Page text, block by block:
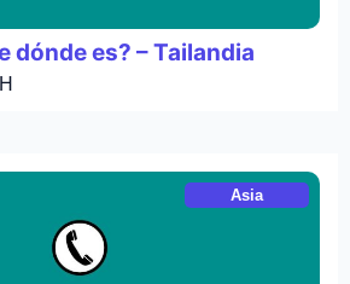
dónde es? – Tailandia
Asia